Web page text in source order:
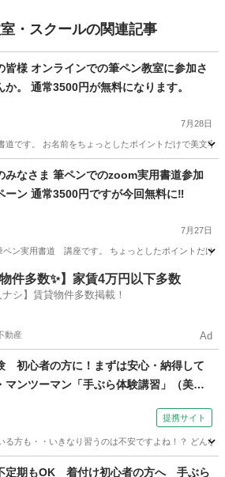
・スクールの関連記事
ペン教室に参加さ
か。 通常3500円が無料になります。
7月28日
道です。 お名前をちょっとしたポイントだけで美文
美文
みなさま 筆ペンでのzoom実用書道参加
ーン 通常3500円ですが今回無料に‼️
7月27日
ペン実用書道 講座です。 ちょっとしたポイントだけ
物件多数✨】家賃4万円以下多数
ナシ】賃貸物件多数掲載！
動産 Ad
初心者の方に！まずは安心・納得して
マンツーマン「手ぶら体験講習」（美保
提携サイト
る方も・・いきなり習うのは不安ですよね！？ どん
定期もOK 着付け初心者の方へ 手ぶら